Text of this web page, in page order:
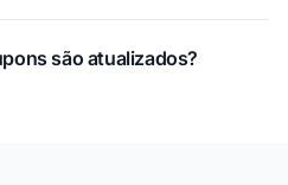
são atualizados?